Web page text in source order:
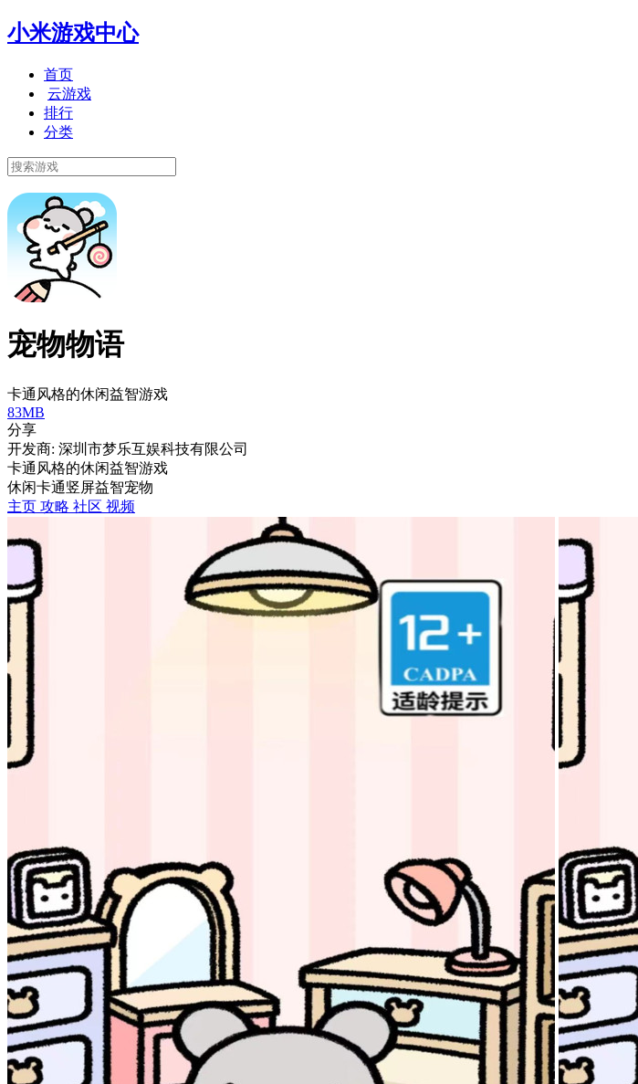
小米游戏中心
首页
云游戏
排行
分类
宠物物语
卡通风格的休闲益智游戏
83MB
分享
开发商: 深圳市梦乐互娱科技有限公司
卡通风格的休闲益智游戏
休闲卡通竖屏益智宠物
主页 攻略 社区 视频